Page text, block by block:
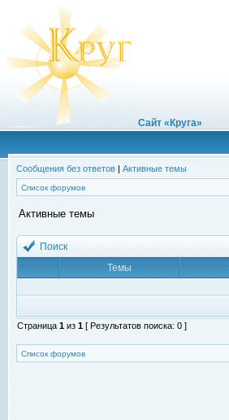
Сайт «Круга»
Сообщения без ответов | Активные темы
Список форумов
Активные темы
Поиск
Темы
Страница 1 из 1 [ Результатов поиска: 0 ]
Список форумов